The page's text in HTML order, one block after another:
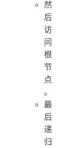
然
后
访
问
根
节
点
。
最
后
递
归